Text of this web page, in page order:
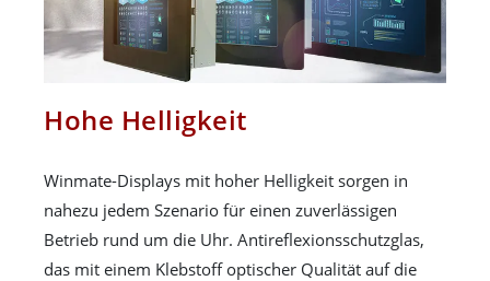
Hohe Helligkeit
Winmate-Displays mit hoher Helligkeit sorgen in
nahezu jedem Szenario für einen zuverlässigen
Betrieb rund um die Uhr. Antireflexionsschutzglas,
das mit einem Klebstoff optischer Qualität auf die